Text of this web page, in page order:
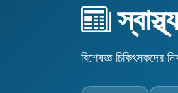
বিশেষজ্ঞ